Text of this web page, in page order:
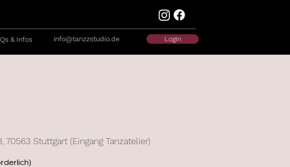
& Infos Login
info@tanzzstudio.de
Stuttgart (Eingang Tanzatelier)